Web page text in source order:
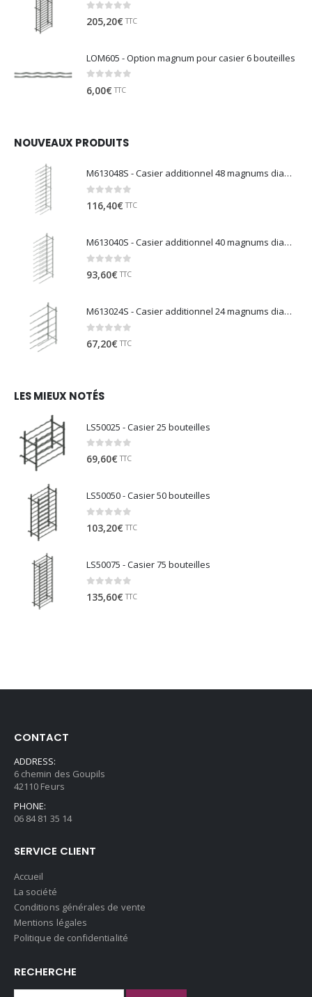
205,20€ TTC
LOM605 - Option magnum pour casier 6 bouteilles
6,00€ TTC
NOUVEAUX PRODUITS
M613048S - Casier additionnel 48 magnums diamètre 130
0 sur 5
116,40€ TTC
M613040S - Casier additionnel 40 magnums diamètre 130
0sur 5
93,60€ TTC
M613024S - Casier additionnel 24 magnums diamètre 130
67,20€ TTC
LES MIEUX NOTÉS
LS50025 - Casier 25 bouteilles
0 sur 5
69,60€ TTC
LS50050 - Casier 50 bouteilles
0 sur 5
103,20€ TTC
LS50075 - Casier 75 bouteilles
135,60€ TTC
CONTACT
ADDRESS:
6 chemin des Goupils
42110 Feurs
PHONE:
06 84 81 35 14
SERVICE CLIENT
Accueil
La société
Conditions générales de vente
Mentions légales
Politique de confidentialité
RECHERCHE